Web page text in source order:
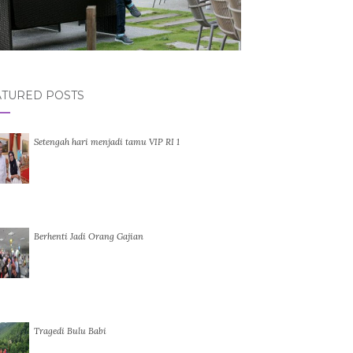
POSTS
Setengah hari menjadi tamu VIP RI 1
Berhenti Jadi Orang Gajian
Tragedi Bulu Babi